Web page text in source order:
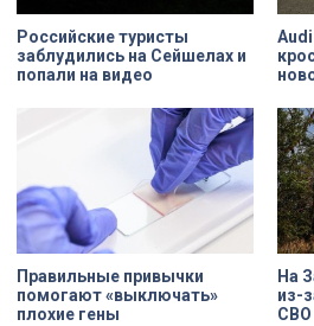
Российские туристы
заблудились на Сейшелах и
попали на видео
Правильные привычки
помогают «выключать»
плохие гены
На
из-
СВО